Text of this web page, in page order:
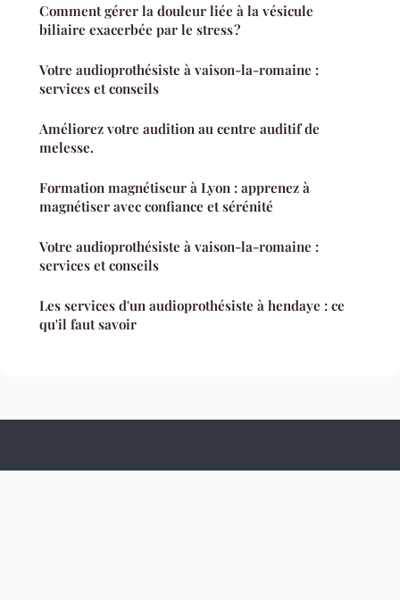
Comment gérer la douleur liée à la vésicule
biliaire exacerbée par le stress ?
Votre audioprothésiste à vaison-la-romaine :
services et conseils
Améliorez votre audition au centre auditif de
melesse.
Formation magnétiseur à Lyon : apprenez à
magnétiser avec confiance et sérénité
Votre audioprothésiste à vaison-la-romaine :
services et conseils
Les services d'un audioprothésiste à hendaye : ce
qu'il faut savoir
Culture Hopital